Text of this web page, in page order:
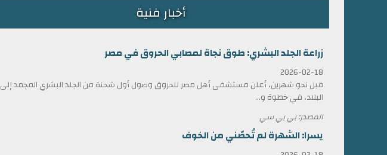
أخبار فنية
زراعة الجلد البشري: طوق نجاة لمصابي الحروق في مصر
2026-02-18
قبل نحو شهرين، أعلن مستشفى أهل مصر للحروق وصول أول شحنة من الجلد البشري المجمد إلى
البلاد، في خطوة و...
المصدر: بي بي سي
يسرا: الشهرة لم تُحصّني من الخوف